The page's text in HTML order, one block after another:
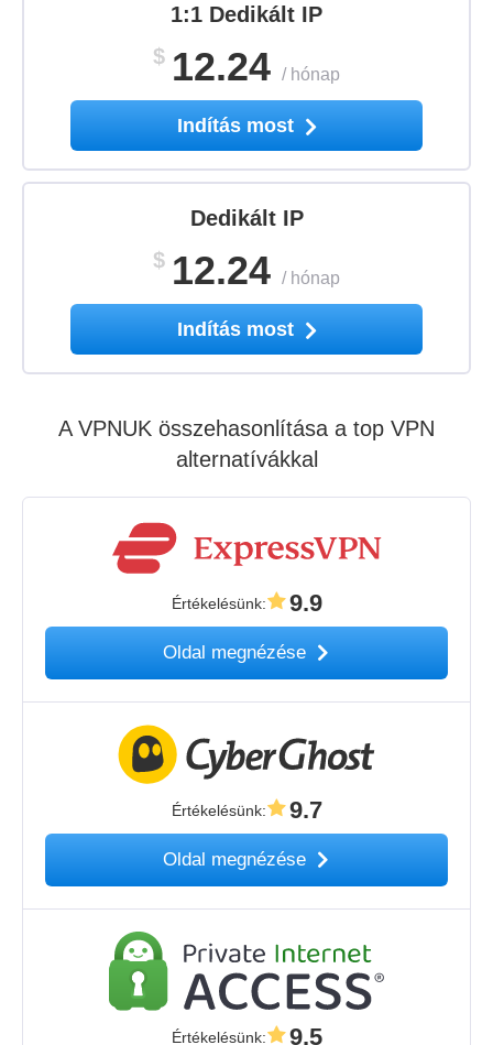
1:1 Dedikált IP
$ 12.24 / hónap
Indítás most
Dedikált IP
$ 12.24 / hónap
Indítás most
A VPNUK összehasonlítása a top VPN
alternatívákkal
Értékelésünk: 9.9
Oldal megnézése
Értékelésünk: 9.7
Oldal megnézése
Értékelésünk: 9.5